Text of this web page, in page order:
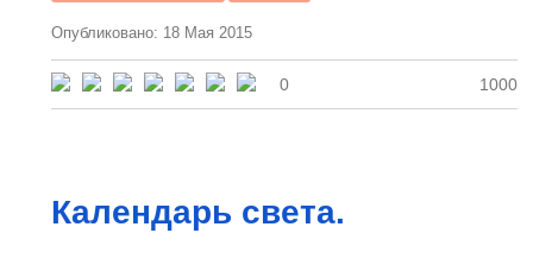
Опубликовано: 18 Мая 2015
0 1000
Календарь света.